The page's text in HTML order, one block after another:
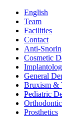
English
Team
Facilities
Contact
Anti-
Cosmetic
General
Bruxism &
Pediatric
Prosthetics